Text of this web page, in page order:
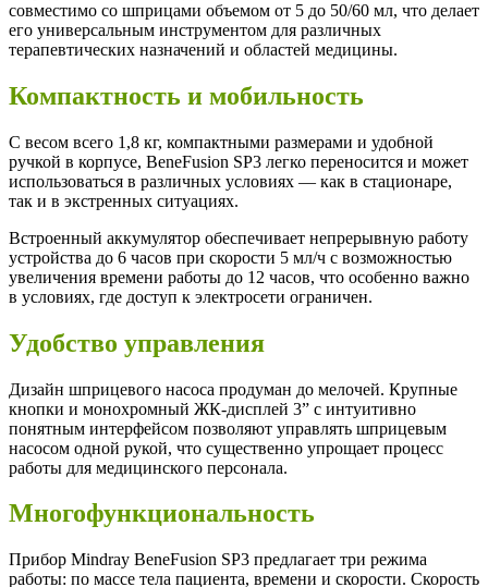
совместимо со шприцами объемом от 5 до 50/60 мл, что делает
его универсальным инструментом для различных
терапевтических назначений и областей медицины.
Компактность и мобильность
С весом всего 1,8 кг, компактными размерами и удобной
ручкой в корпусе, BeneFusion SP3 легко переносится и может
использоваться в различных условиях — как в стационаре,
так и в экстренных ситуациях.
Встроенный аккумулятор обеспечивает непрерывную работу
устройства до 6 часов при скорости 5 мл/ч с возможностью
увеличения времени работы до 12 часов, что особенно важно
в условиях, где доступ к электросети ограничен.
Удобство управления
Дизайн шприцевого насоса продуман до мелочей. Крупные
кнопки и монохромный ЖК-дисплей 3” с интуитивно
понятным интерфейсом позволяют управлять шприцевым
насосом одной рукой, что существенно упрощает процесс
работы для медицинского персонала.
Многофункциональность
Прибор Mindray BeneFusion SP3 предлагает три режима
работы: по массе тела пациента, времени и скорости. Скорость